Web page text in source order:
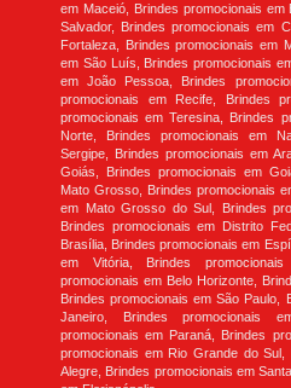
em Maceió, Brindes promocionais em
Salvador, Brindes promocionais em
Fortaleza, Brindes promocionais em
em São Luís, Brindes promocionais
em João Pessoa, Brindes
promocionais em Recife, Brindes
promocionais em Teresina, Brindes
Norte, Brindes promocionais em
Sergipe, Brindes promocionais em
Goiás, Brindes promocionais em
Mato Grosso, Brindes promocionais
em Mato Grosso do Sul, Brindes
Brindes promocionais em Distrito
Brasília, Brindes promocionais em
em Vitória, Brindes
promocionais em Belo Horizonte,
Brindes promocionais em São Paulo,
Janeiro, Brindes promocionais
promocionais em Paraná, Brindes
promocionais em Rio Grande do
Alegre, Brindes promocionais em